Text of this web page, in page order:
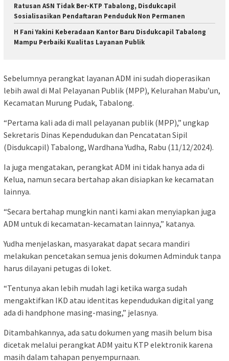
Ratusan ASN Tidak Ber-KTP Tabalong, Disdukcapil
Sosialisasikan Pendaftaran Penduduk Non Permanen
H Fani Yakini Keberadaan Kantor Baru Disdukcapil Tabalong
Mampu Perbaiki Kualitas Layanan Publik
Sebelumnya perangkat layanan ADM ini sudah dioperasikan
lebih awal di Mal Pelayanan Publik (MPP), Kelurahan Mabu’un,
Kecamatan Murung Pudak, Tabalong.
“Pertama kali ada di mall pelayanan publik (MPP),” ungkap
Sekretaris Dinas Kependudukan dan Pencatatan Sipil
(Disdukcapil) Tabalong, Wardhana Yudha, Rabu (11/12/2024).
Ia juga mengatakan, perangkat ADM ini tidak hanya ada di
Kelua, namun secara bertahap akan disiapkan ke kecamatan
lainnya.
“Secara bertahap mungkin nanti kami akan menyiapkan juga
ADM untuk di kecamatan-kecamatan lainnya,” katanya.
Yudha menjelaskan, masyarakat dapat secara mandiri
melakukan pencetakan semua jenis dokumen Adminduk tanpa
harus dilayani petugas di loket.
“Tentunya akan lebih mudah lagi ketika warga sudah
mengaktifkan IKD atau identitas kependudukan digital yang
ada di handphone masing-masing,” jelasnya.
Ditambahkannya, ada satu dokumen yang masih belum bisa
dicetak melalui perangkat ADM yaitu KTP elektronik karena
masih dalam tahapan penyempurnaan.